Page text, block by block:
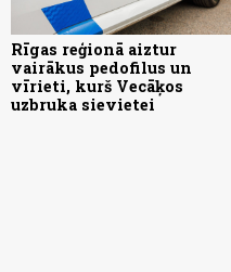
Rīgas reģionā aiztur
vairākus pedofilus un
vīrieti, kurš Vecāķos
uzbruka sievietei